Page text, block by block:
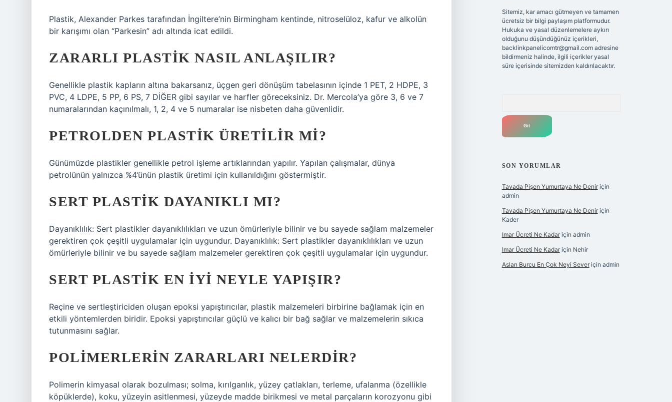
Plastik, Alexander Parkes tarafından İngiltere’nin Birmingham kentinde, nitroselüloz, kafur ve alkolün
bir karışımı olan “Parkesin” adı altında icat edildi.
ZARARLI PLASTIK NASIL ANLAŞILIR?
Genellikle plastik kapların altına bakarsanız, üçgen geri dönüşüm tabelasının içinde 1 PET, 2 HDPE, 3
PVC, 4 LDPE, 5 PP, 6 PS, 7 DİĞER gibi sayılar ve harfler göreceksiniz. Dr. Mercola’ya göre 3, 6 ve 7
numaralarından kaçınılmalı, 1, 2, 4 ve 5 numaralar ise nisbeten daha güvenlidir.
PETROLDEN PLASTIK ÜRETILIR MI?
Günümüzde plastikler genellikle petrol işleme artıklarından yapılır. Yapılan çalışmalar, dünya
petrolünün yalnızca %4’ünün plastik üretimi için kullanıldığını göstermiştir.
SERT PLASTIK DAYANIKLI MI?
Dayanıklılık: Sert plastikler dayanıklılıkları ve uzun ömürleriyle bilinir ve bu sayede sağlam malzemeler
gerektiren çok çeşitli uygulamalar için uygundur. Dayanıklılık: Sert plastikler dayanıklılıkları ve uzun
ömürleriyle bilinir ve bu sayede sağlam malzemeler gerektiren çok çeşitli uygulamalar için uygundur.
SERT PLASTIK EN IYI NEYLE YAPIŞIR?
Reçine ve sertleştiriciden oluşan epoksi yapıştırıcılar, plastik malzemeleri birbirine bağlamak için en
etkili yöntemlerden biridir. Epoksi yapıştırıcılar güçlü ve kalıcı bir bağ sağlar ve malzemelerin sıkıca
tutunmasını sağlar.
POLIMERLERIN ZARARLARI NELERDIR?
Polimerin kimyasal olarak bozulması; solma, kırılganlık, yüzey çatlakları, terleme, ufalanma (özellikle
köpüklerde), koku, yüzeyin asitlenmesi, yüzeyde madde birikmesi ve metal parçaların korozyonu gibi
Sitemiz, kar amacı gütmeyen ve tamamen
ücretsiz bir bilgi paylaşım platformudur.
Hukuka ve yasal düzenlemelere aykırı
olduğunu düşündüğünüz içerikleri,
backlinkpanelicomtr@gmail.comadresine
bildirmeniz halinde, ilgili içerikler yasal
süre içerisinde sitemizden kaldırılacaktır.
SON YORUMLAR
Tavada Pişen Yumurtaya Ne Deniriçin
admin
Tavada Pişen Yumurtaya Ne Deniriçin
Kader
Imar Ücreti Ne Kadariçin admin
Imar Ücreti Ne Kadariçin Nehir
Aslan Burcu En Çok Neyi Severiçin admin